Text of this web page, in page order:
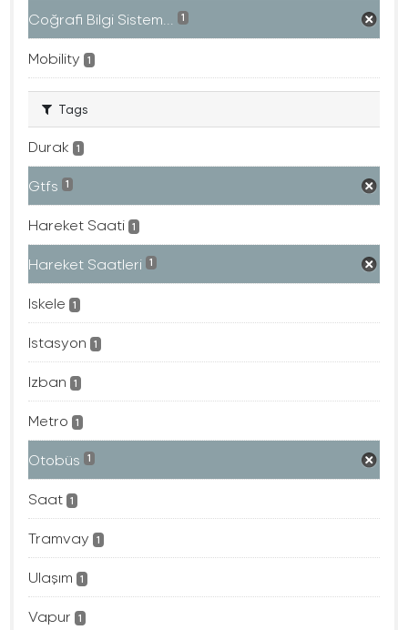
Coğrafi Bilgi Sistem... 1
Mobility 1
Tags
Durak 1
Gtfs 1
Hareket Saati 1
Hareket Saatleri 1
Iskele 1
Istasyon 1
Izban 1
Metro 1
Otobüs 1
Saat 1
Tramvay 1
Ulaşım 1
Vapur 1